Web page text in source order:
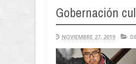
Gobernación
NOVIEMBRE 27, 2019